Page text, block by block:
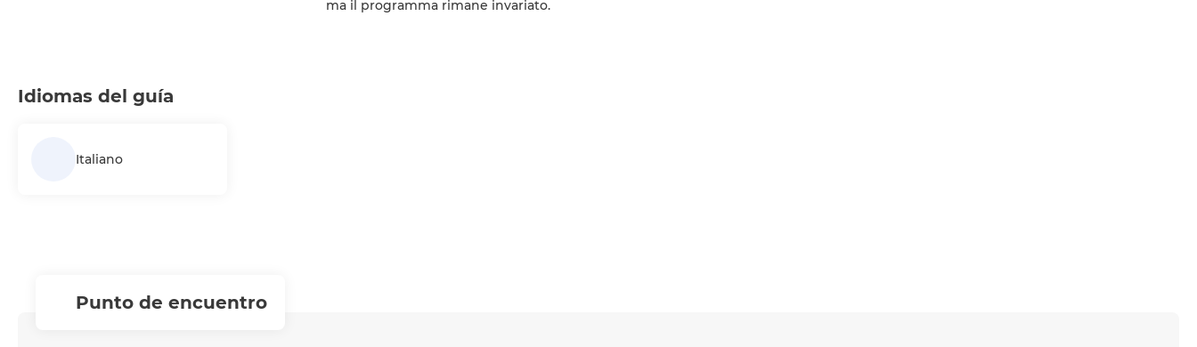
ma il programma rimane invariato.
Idiomas del guía
Italiano
Punto de encuentro